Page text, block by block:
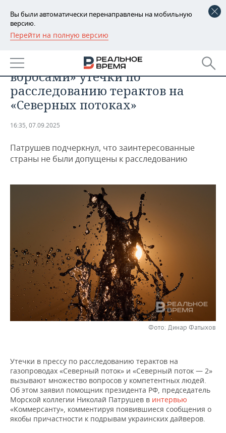
Вы были автоматически перенаправлены на мобильную
версию.
Перейти на полную версию
РЕГИОНЫ
БАШКОРТОСТАН
ТАТАРСТАН
УДМУРТИЯ
НОВОСТИ
АНАЛИТИКА
НОВОСТИ АНАЛИТИКИ
ДЕКЛАРАЦИИ О ДОХОДАХ
КОРОЛИ ГОСЗАКАЗА ПФО
КОМУ ПРИНАДЛЕЖАТ
ТОРГОВЫЕ ЦЕНТРЫ
ЭКОНОМИКА
НОВОСТИ ЭКОНОМИКИ
ФИНАНСЫ
ИНВЕСТИЦИИ
ПРОМЫШЛЕННОСТЬ
НОВОСТИ
ПРОМЫШЛЕННОСТИ
АГРОПРОМ
МАШИНОСТРОЕНИЕ
НЕФТЕХИМИЯ
НЕФТЬ
ОПК
ЭНЕРГЕТИКА
НЕДВИЖИМОСТЬ
НОВОСТИ БИЗНЕСА
РОЗНИЧНАЯ ТОРГОВЛЯ
ТРАНСПОРТ
УСЛУГИ
НОВОСТИ ТЕХНОЛОГИЙ
IT
МЕДИА
ТЕЛЕКОММУНИКАЦИИ
МЕРОПРИЯТИЯ
НОВОСТИ МЕРОПРИЯТИЙ
ВЫЕЗДНАЯ РЕДАКЦИЯ
БИЗНЕС-БРАНЧИ
ОТКРЫТАЯ ЛЕКЦИЯ
СПОРТ
НОВОСТИ СПОРТА
ФУТБОЛ
БАСКЕТБОЛ
ВОЛЕЙБОЛ
КИБЕРСПОРТ
ОБЩЕСТВО
НОВОСТИ ОБЩЕСТВА
ИНФРАСТРУКТУРА
ИСТОРИЯ
КУЛЬТУРА
ФОТОГАЛЕРЕЯ
СПРАВОЧНИК
СПИСОК ПЕРСОН
СПИСОК КОМПАНИЙ
ПОЛНАЯ ВЕРСИЯ
Патрушев назвал «нелепыми
вбросами» утечки по
расследованию терактов на
«Северных потоках»
16:35, 07.09.2025
Патрушев подчеркнул, что заинтересованные
страны не были допущены к расследованию
Фото: Динар Фатыхов
Утечки в прессу по расследованию терактов на
газопроводах «Северный поток» и «Северный поток — 2»
вызывают множество вопросов у компетентных людей.
Об этом заявил помощник президента РФ, председатель
Морской коллегии Николай Патрушев в интервью
«Коммерсанту», комментируя появившиеся сообщения о
якобы причастности к подрывам украинских дайверов.